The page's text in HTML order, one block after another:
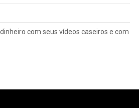
com seus vídeos caseiros e com